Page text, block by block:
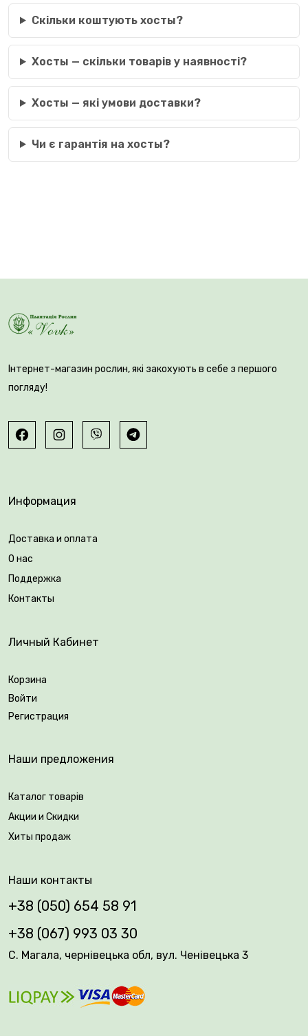
Скільки коштують хосты?
Хосты — скільки товарів у наявності?
Хосты — які умови доставки?
Чи є гарантія на хосты?
Інтернет-магазин рослин, які закохують в себе з першого
погляду!
Информация
Доставка и оплата
О нас
Поддержка
Контакты
Личный Кабинет
Корзина
Войти
Регистрация
Наши предложения
Каталог товарів
Акции и Скидки
Хиты продаж
Наши контакты
+38 (050) 654 58 91
+38 (067) 993 03 30
С. Магала, чернівецька обл, вул. Ченівецька 3